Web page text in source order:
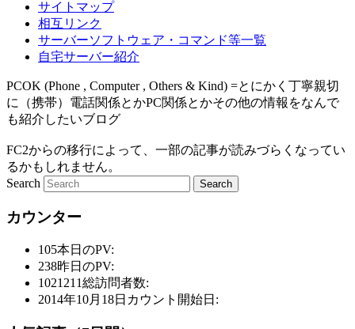
サイトマップ
相互リンク
サーバーソフトウェア・コマンド等一覧
自宅サーバー紹介
PCOK (Phone , Computer , Others & Kind) =とにかく丁寧親切
に（携帯）電話関係とかPC関係とかその他の情報をなんで
も紹介したいブログ
FC2からの移行によって、一部の記事が読みづらくなってい
るかもしれません。
Search
カウンター
105本日のPV:
238昨日のPV:
1021211総訪問者数:
2014年10月18日 カウント開始日: